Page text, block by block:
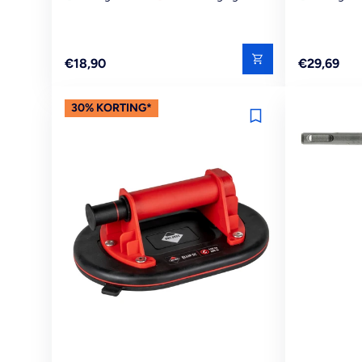
Reguliere
€18,90
Reguliere
€29,69
30% KORTING*